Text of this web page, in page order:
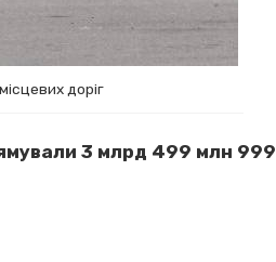
доріг
3 млрд 499 млн 999